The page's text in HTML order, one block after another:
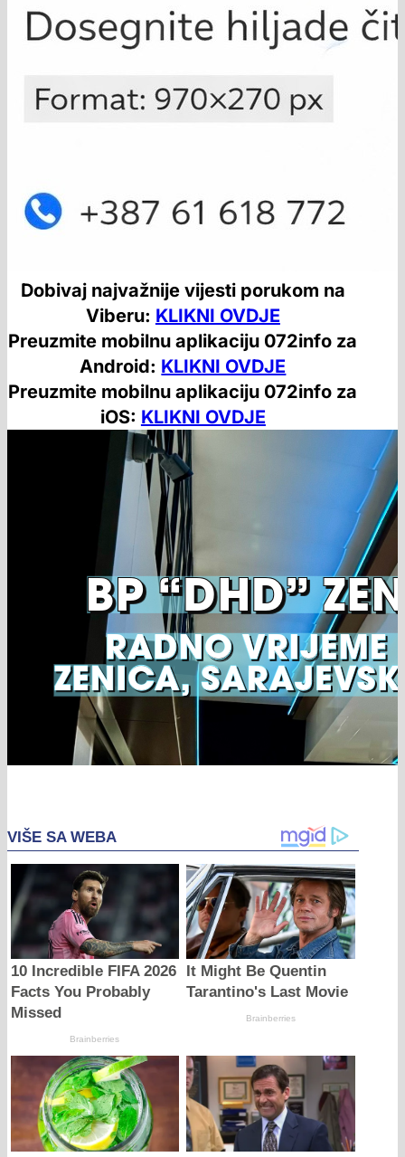
Dobivaj najvažnije vijesti porukom na
Viberu: KLIKNI OVDJE
Preuzmite mobilnu aplikaciju 072info za
Android: KLIKNI OVDJE
Preuzmite mobilnu aplikaciju 072info za
iOS: KLIKNI OVDJE